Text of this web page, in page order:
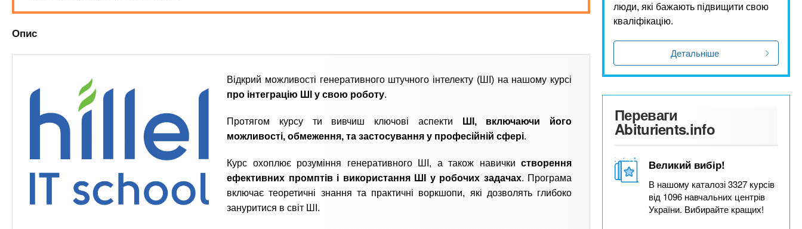
i
n
д
іОпис
Відкрий можливості генеративного штучного інтелекту (ШІ) на нашому курсі
про інтеграцію ШІ у свою роботу.
Протягом курсу ти вивчиш ключові аспекти
ШІ, включаючи його
можливості, обмеження, та застосування у професійній сфері.
Курс охоплює розуміння генеративного ШІ, а також навички створення
ефективних промптів і використання ШІ у робочих задачах. Програма
включає теоретичні знання та практичні воркшопи, які дозволять глибоко
зануритися в світ ШІ.
люди, які бажають підвищити свою
кваліфікацію.
Детальніше
Переваги
Abiturients.info
Великий вибір!
В нашому каталозі 3327 курсів
від 1096 навчальних центрів
України. Вибирайте кращих!